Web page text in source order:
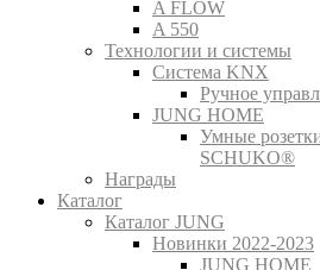
A FLOW
A 550
Технологии и системы
Система KNX
Ручное
JUNG HOME
Умные
SCHUKO®
Награды
Каталог
Каталог JUNG
Новинки 2022-2023
JUNG HOME